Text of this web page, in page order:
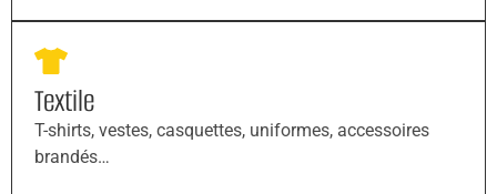
Textile
T-shirts, vestes, casquettes, uniformes, accessoires
brandés…